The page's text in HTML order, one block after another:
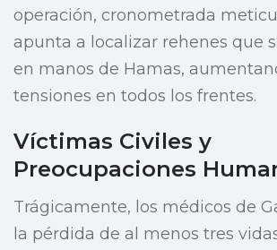
operación, cronometrada
apunta a localizar rehenes que
en manos de Hamas,
tensiones en todos los frentes.
Víctimas Civiles y
Preocupaciones
Trágicamente, los médicos de
la pérdida de al menos tres